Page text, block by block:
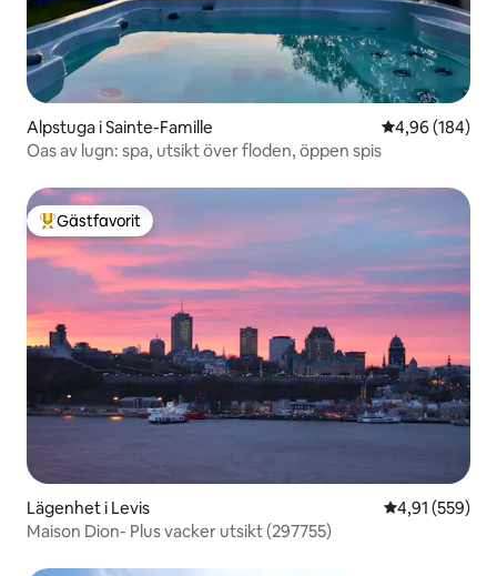
Alpstuga i Sainte-Famille 4,96 av 5 i
4,96 (184)
Oas av lugn: spa, utsikt över floden, öppen spis
Populär gästfavorit
Gästfavorit
Lägenhet i Levis 4,91 av 5 i
4,91 (559)
Maison Dion- Plus vacker utsikt (297755)